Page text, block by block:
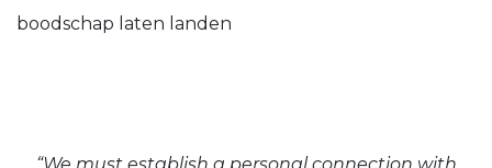
boodschap laten landen